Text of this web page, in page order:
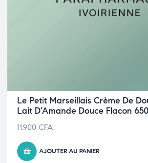
Le Petit Marseillais Crème De
Lait D’Amande Douce Flacon
11.900 CFA
AJOUTER AU PANIER